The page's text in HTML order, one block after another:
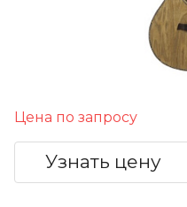
Цена по запросу
Узнать цену